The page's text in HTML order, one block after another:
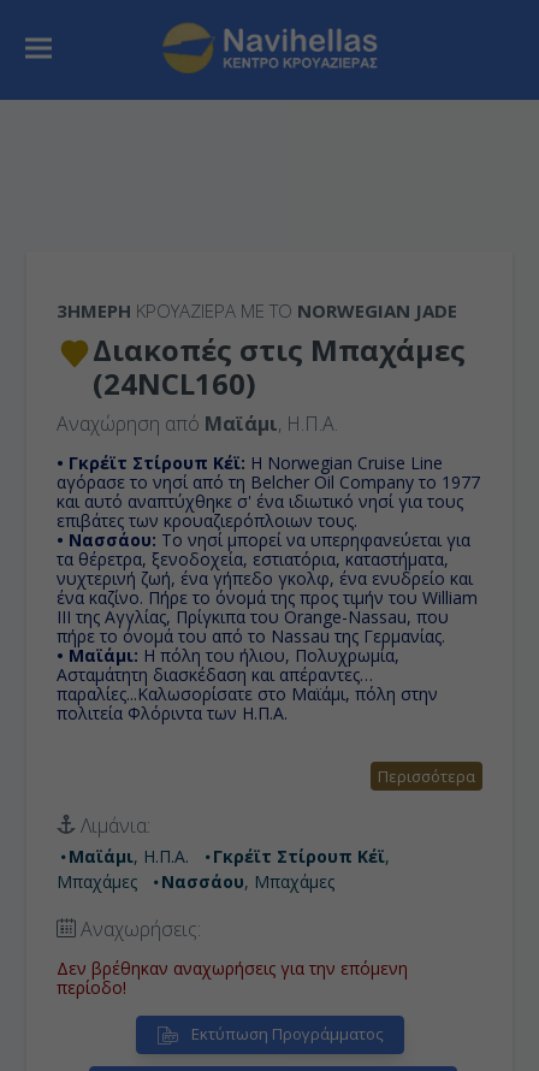
3ΉΜΕΡΗ ΚΡΟΥΑΖΙΕΡΑ ΜΕ ΤΟ NORWEGIAN JADE
Διακοπές στις Μπαχάμες
(24NCL160)
Αναχώρηση από Μαϊάμι, Η.Π.Α.
• Γκρέϊτ Στίρουπ Κέϊ: Η Norwegian Cruise Line
αγόρασε το νησί από τη Belcher Oil Company το 1977
και αυτό αναπτύχθηκε σ' ένα ιδιωτικό νησί για τους
επιβάτες των κρουαζιερόπλοιων τους.
• Νασσάου: Το νησί μπορεί να υπερηφανεύεται για
τα θέρετρα, ξενοδοχεία, εστιατόρια, καταστήματα,
νυχτερινή ζωή, ένα γήπεδο γκολφ, ένα ενυδρείο και
ένα καζίνο. Πήρε το όνομά της προς τιμήν του William
III της Αγγλίας, Πρίγκιπα του Orange-Nassau, που
πήρε το όνομά του από το Nassau της Γερμανίας.
• Μαϊάμι: Η πόλη του ήλιου, Πολυχρωμία,
Ασταμάτητη διασκέδαση και απέραντες
παραλίες...Καλωσορίσατε στο Μαϊάμι, πόλη στην
πολιτεία Φλόριντα των Η.Π.Α.
Περισσότερα
Λιμάνια:
Μαϊάμι, Η.Π.Α. Γκρέϊτ Στίρουπ Κέϊ,
Μπαχάμες
Νασσάου, Μπαχάμες
Αναχωρήσεις:
Δεν βρέθηκαν αναχωρήσεις για την επόμενη
περίοδο!
Εκτύπωση Προγράμματος